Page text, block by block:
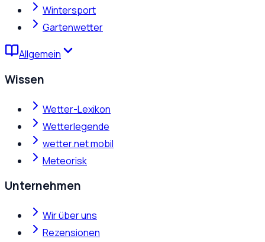
Wintersport
Gartenwetter
Allgemein
Wissen
Wetter-Lexikon
Wetterlegende
wetter.net mobil
Meteorisk
Unternehmen
Wir über uns
Rezensionen